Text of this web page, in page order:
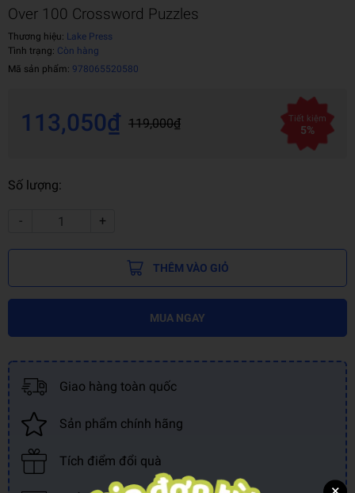
Over 100 Crossword Puzzles
Thương hiệu: Lake Press
Tình trạng: Còn hàng
Mã sản phẩm: 978065520580
113,050₫ 119,000₫ Tiết kiệm
5%
Số lượng:
- +
THÊM VÀO GIỎ
MUA NGAY
Giao hàng toàn quốc
Sản phẩm chính hãng
Tích điểm đổi quà